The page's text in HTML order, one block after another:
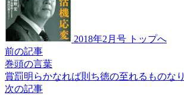
2018年2月号 トップへ
前の記事
巻頭の言葉
賞罰明らかなれば則ち徳の至れるものなり
次の記事